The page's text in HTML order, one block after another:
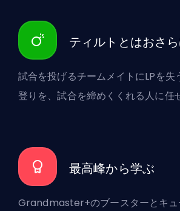
ティルトとはおさ
試合を投げるチームメイトにLPを失
登りを、試合を締めくくれる人に任
最高峰から学ぶ
Grandmaster+のブースターとキュ